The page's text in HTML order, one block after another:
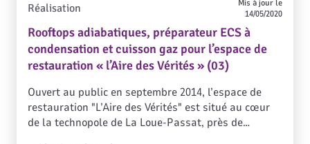
Rooftops adiabatiques, préparateur ECS à
condensation et cuisson gaz pour l’espace de
restauration « l’Aire des Vérités » (03)
Réalisation
Mis à jour le
14/05/2020
Ouvert au public en septembre 2014, l’espace de
restauration "L’Aire des Vérités" est situé au cœur
de la technopole de La Loue-Passat, près de